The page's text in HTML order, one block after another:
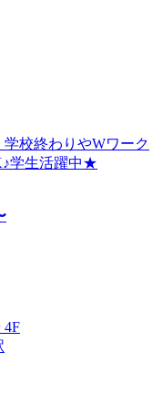
校終わりやWワーク
学生活躍中★
4F